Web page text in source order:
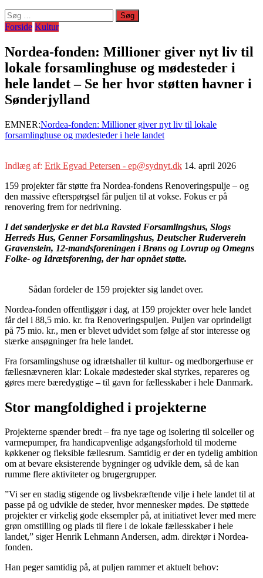
Søg
efter:
Forside Kultur
Nordea-fonden: Millioner giver nyt liv til
lokale forsamlinghuse og mødesteder i
hele landet – Se her hvor støtten havner i
Sønderjylland
EMNER:Nordea-fonden: Millioner giver nyt liv til lokale
forsamlinghuse og mødesteder i hele landet
Indlæg af: Erik Egvad Petersen - ep@sydnyt.dk 14. april 2026
159 projekter får støtte fra Nordea-fondens Renoveringspulje – og
den massive efterspørgsel får puljen til at vokse. Fokus er på
renovering frem for nedrivning.
I det sønderjyske er det bl.a Ravsted Forsamlingshus, Slogs
Herreds Hus, Genner Forsamlingshus, Deutscher Ruderverein
Gravenstein, 12-mandsforeningen i Brøns og Lovrup og Omegns
Folke- og Idrætsforening, der har opnået støtte.
Sådan fordeler de 159 projekter sig landet over.
Nordea-fonden offentliggør i dag, at 159 projekter over hele landet
får del i 88,5 mio. kr. fra Renoveringspuljen. Puljen var oprindeligt
på 75 mio. kr., men er blevet udvidet som følge af stor interesse og
stærke ansøgninger fra hele landet.
Fra forsamlingshuse og idrætshaller til kultur- og medborgerhuse er
fællesnævneren klar: Lokale mødesteder skal styrkes, repareres og
gøres mere bæredygtige – til gavn for fællesskaber i hele Danmark.
Stor mangfoldighed i projekterne
Projekterne spænder bredt – fra nye tage og isolering til solceller og
varmepumper, fra handicapvenlige adgangsforhold til moderne
køkkener og fleksible fællesrum. Samtidig er der en tydelig ambition
om at bevare eksisterende bygninger og udvikle dem, så de kan
rumme flere aktiviteter og brugergrupper.
”Vi ser en stadig stigende og livsbekræftende vilje i hele landet til at
passe på og udvikle de steder, hvor mennesker mødes. De støttede
projekter er virkelig gode eksempler på, at initiativet lever med mere
grøn omstilling og plads til flere i de lokale fællesskaber i hele
landet,” siger Henrik Lehmann Andersen, adm. direktør i Nordea-
fonden.
Han peger samtidig på, at puljen rammer et aktuelt behov: